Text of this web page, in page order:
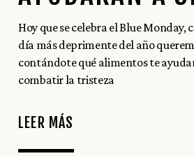
Hoy que se celebra el Blue
día más deprimente del año
contándote qué alimentos te
combatir la tristeza
LEER MÁS